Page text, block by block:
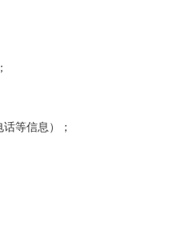
等信息）；